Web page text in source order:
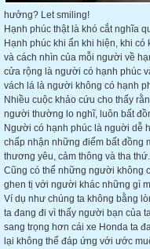
hưởng? Let smiling!
Hạnh phúc thật là khó cắt nghĩa
Hạnh phúc khi ẩn khi hiện, khi
và cách nhìn của mỗi người về
cửa rộng là người có hạnh phúc
vách lá là người không có hạnh
Nhiều cuộc khảo cứu cho thấy
người thường lo nghĩ, luôn bất
Người có hạnh phúc là nguời dễ
chấp nhận những điểm bất đồng
thương yêu, cảm thông và tha
Cũng có thể những người không
ghen tị với người khác những gì
Ví dụ như chúng ta không bằng
ta đang đi vì thấy người bạn của
sang trọng hơn cái xe Honda ta
lại không thể đáp ứng với ước